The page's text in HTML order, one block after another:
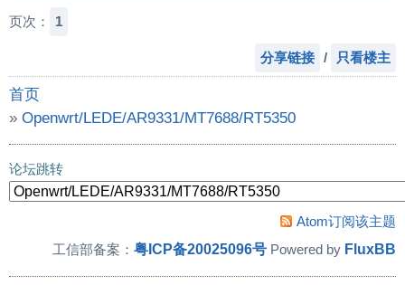
页次： 1
分享链接 / 只看楼主
首页
» Openwrt/LEDE/AR9331/MT7688/RT5350
»mt7621无法使用网口
论坛跳转
Atom订阅该主题
工信部备案： 粤ICP备20025096号 Powered by FluxBB